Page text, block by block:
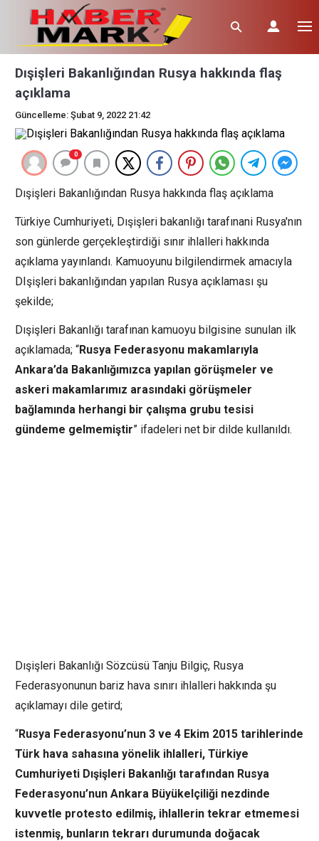
Dışişleri Bakanlığından Rusya hakkında flaş
açıklama
Güncelleme: Şubat 9, 2022 21:42
0
Dışişleri Bakanlığından Rusya hakkında flaş açıklama
Türkiye Cumhuriyeti, Dışişleri bakanlığı tarafınani Rusya'nın
son günlerde gerçekleştirdiği sınır ihlalleri hakkında
açıklama yayınlandı. Kamuoyunu bilgilendirmek amacıyla
DIşişleri bakanlığından yapılan Rusya açıklaması şu
şekilde;
Dışişleri Bakanlığı tarafınan kamuoyu bilgisine sunulan ilk
açıklamada; “Rusya Federasyonu makamlarıyla
Ankara’da Bakanlığımızca yapılan görüşmeler ve
askeri makamlarımız arasındaki görüşmeler
bağlamında herhangi bir çalışma grubu tesisi
gündeme gelmemiştir” ifadeleri net bir dilde kullanıldı.
Dışişleri Bakanlığı Sözcüsü Tanju Bilgiç, Rusya
Federasyonunun bariz hava sınırı ihlalleri hakkında şu
açıklamayı dile getird;
“Rusya Federasyonu’nun 3 ve 4 Ekim 2015 tarihlerinde
Türk hava sahasına yönelik ihlalleri, Türkiye
Cumhuriyeti Dışişleri Bakanlığı tarafından Rusya
Federasyonu’nun Ankara Büyükelçiliği nezdinde
kuvvetle protesto edilmiş, ihlallerin tekrar etmemesi
istenmiş, bunların tekrarı durumunda doğacak